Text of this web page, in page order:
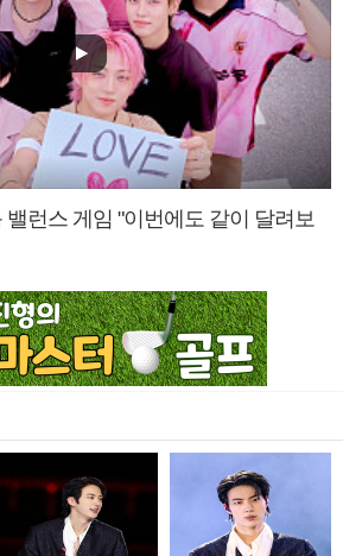
밸런스 게임 "이번에도 같이 달려보